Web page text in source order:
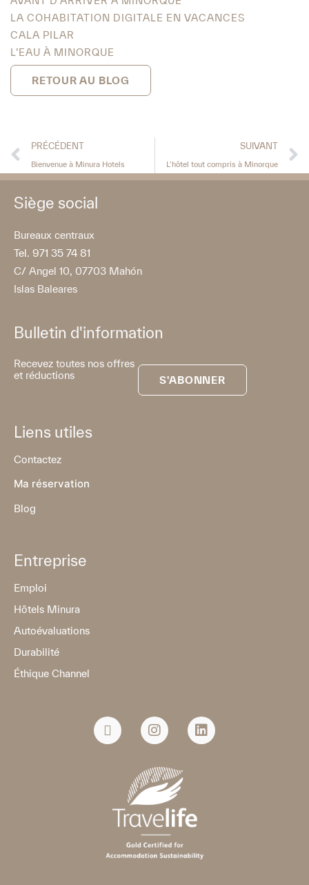
LA COHABITATION DIGITALE EN VACANCES
CALA PILAR
L’EAU À MINORQUE
RETOUR AU BLOG
PRÉCÉDENT
Bienvenue à Minura Hotels
SUIVANT
L’hôtel tout compris à Minorque
Siège social
Bureaux centraux
Tel. 971 35 74 81
C/ Angel 10, 07703 Mahón
Islas Baleares
Bulletin d'information
Recevez toutes nos offres
et réductions
S'ABONNER
Liens utiles
Contactez
Ma réservation
Blog
Entreprise
Emploi
Hôtels Minura
Autoévaluations
Durabilité
Éthique Channel